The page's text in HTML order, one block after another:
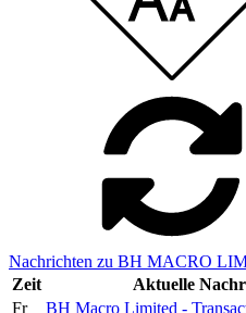
Nachrichten zu BH MACRO
Zeit
Aktuelle
Fr
BH Macro Limited -